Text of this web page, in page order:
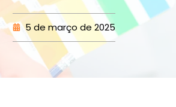
5 de março de 2025